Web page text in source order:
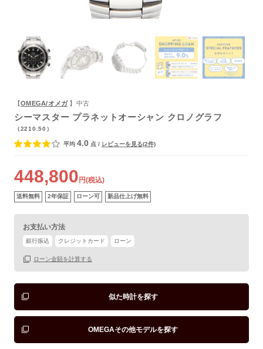
【OMEGA/オメガ】中古
シーマスター プラネットオーシャン クロノグラフ
（2210.50）
平均 4.0 点 / レビューを見る(2件)
448,800 円(税込)
送料無料 2年保証 ローン可 新品仕上げ無料
お支払い方法
銀行振込 クレジットカード ローン
ローン金額を計算する
似た時計を探す
OMEGAその他モデルを探す